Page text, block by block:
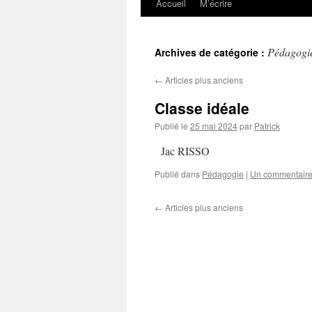
Accueil M’écrire
Archives de catégorie :
← Articles plus anciens
Classe idéale
Publié le 25 mai 2024par Patrick
Jac RISSO
Publié dans Pédagogie | Un commentaire
← Articles plus anciens